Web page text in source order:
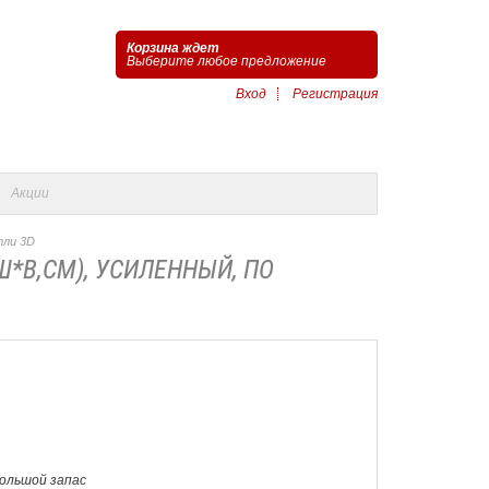
Корзина ждет
Выберите любое предложение
Вход Регистрация
Акции
3D
УСИЛЕННЫЙ, ПО
запас